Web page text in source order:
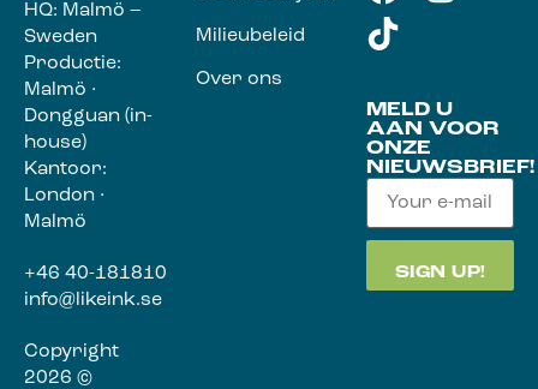
HQ: Malmö –
Sweden
Productie:
Malmö ·
Dongguan (in-
house)
Kantoor:
London ·
Malmö
+46 40-181810
info@likeink.se
Copyright
2026 ©
Milieubeleid
Over ons
MELD U
AAN VOOR
ONZE
NIEUWSBRIEF!